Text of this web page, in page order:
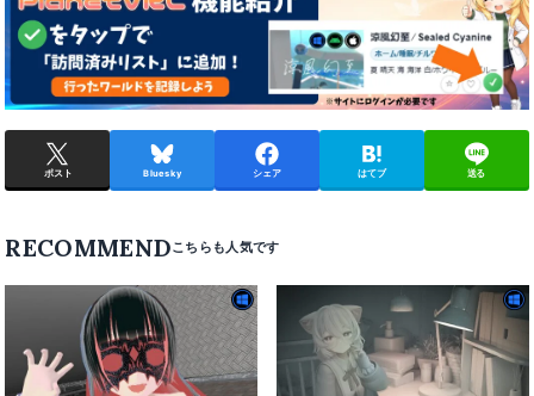
ポスト Bluesky シェア はてブ 送る
RECOMMEND